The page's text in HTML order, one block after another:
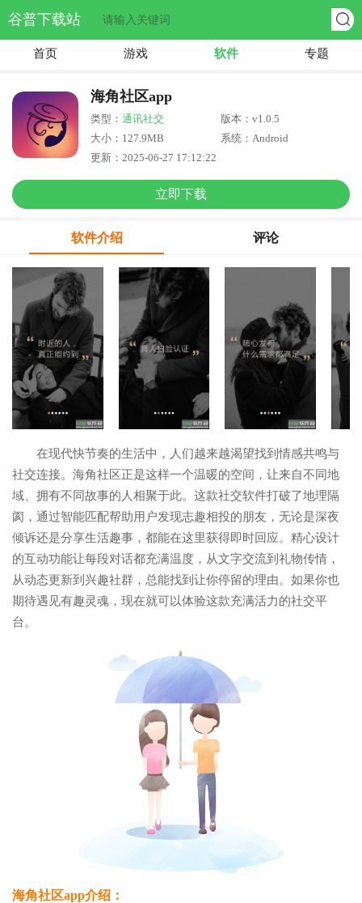
谷普下载站
首页 游戏 软件 专题
海角社区app
类型： 通讯社交
版本：v1.0.5
大小：127.9MB
系统：Android
更新：2025-06-27 17:12:22
立即下载
软件介绍 评论
在现代快节奏的生活中，人们越来越渴望找到情感共鸣与
社交连接。海角社区正是这样一个温暖的空间，让来自不同地
域、拥有不同故事的人相聚于此。这款社交软件打破了地理隔
阂，通过智能匹配帮助用户发现志趣相投的朋友，无论是深夜
倾诉还是分享生活趣事，都能在这里获得即时回应。精心设计
的互动功能让每段对话都充满温度，从文字交流到礼物传情，
从动态更新到兴趣社群，总能找到让你停留的理由。如果你也
期待遇见有趣灵魂，现在就可以体验这款充满活力的社交平
台。
海角社区app介绍：